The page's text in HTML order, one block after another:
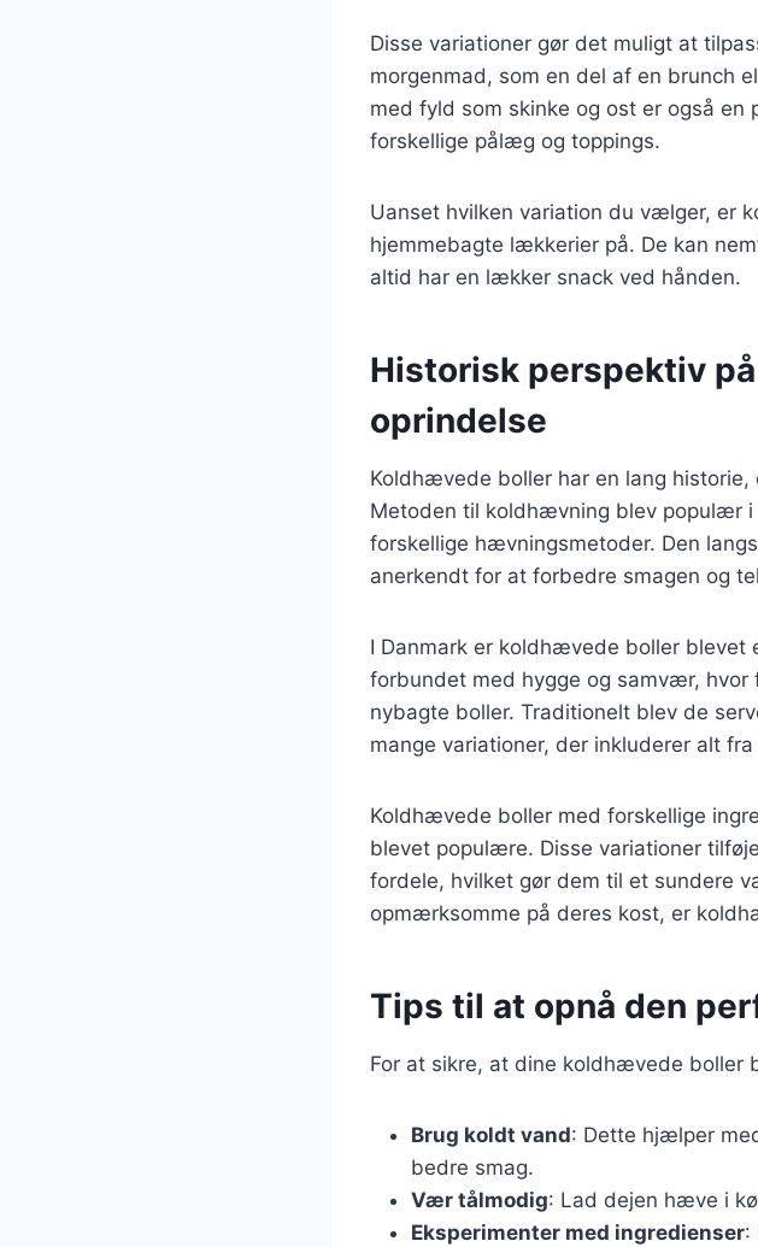
Disse variationer gør det muligt at
morgenmad, som en del af en brunch
med fyld som skinke og ost er også
forskellige pålæg og toppings.
Uanset hvilken variation du vælger, er
hjemmebagte lækkerier på. De kan
altid har en lækker snack ved hånden.
Historisk perspektiv
oprindelse
Koldhævede boller har en lang
Metoden til koldhævning blev populær i
forskellige hævningsmetoder. Den
anerkendt for at forbedre smagen og
I Danmark er koldhævede boller
forbundet med hygge og samvær,
nybagte boller. Traditionelt blev de
mange variationer, der inkluderer alt
Koldhævede boller med forskellige
blevet populære. Disse variationer
fordele, hvilket gør dem til et sundere
opmærksomme på deres kost, er
Tips til at opnå den
For at sikre, at dine koldhævede boller
Brug koldt vand: Dette hjælper
bedre smag.
Vær tålmodig: Lad dejen hæve i
Eksperimenter med ingredienser: